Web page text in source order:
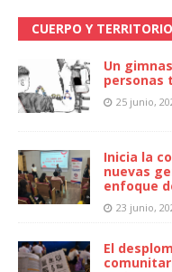
CUERPO Y TERRITORIO
Un
personas
25 junio,
Inicia la
nuevas
enfoque
23 junio,
El